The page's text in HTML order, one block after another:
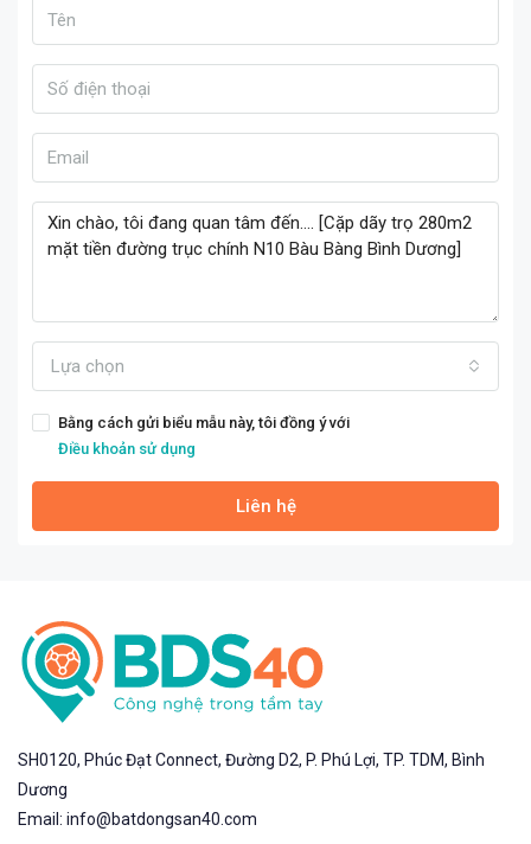
Lựa chọn
Bằng cách gửi biểu mẫu này, tôi đồng ý với
Điều khoản sử dụng
Liên hệ
SH0120, Phúc Đạt Connect, Đường D2, P. Phú Lợi, TP. TDM, Bình
Dương
Email: info@batdongsan40.com